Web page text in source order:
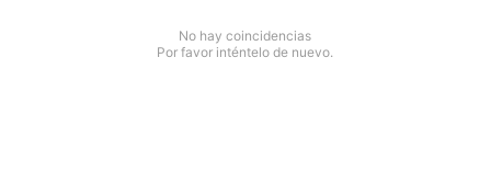
No hay coincidencias
Por favor inténtelo de nuevo.